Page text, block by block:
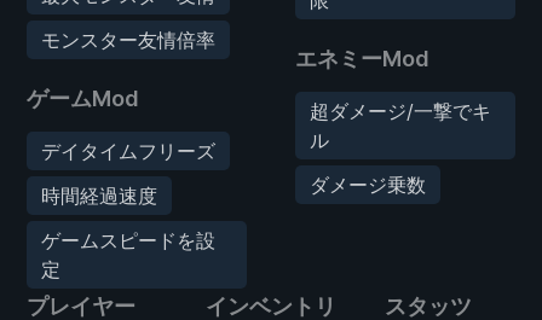
モンスター友情倍率
ゲームMod
デイタイムフリーズ
時間経過速度
ゲームスピードを設
定
エネミーMod
超ダメージ/一撃でキ
ル
ダメージ乗数
プレイヤー
インベントリ
スタッツ